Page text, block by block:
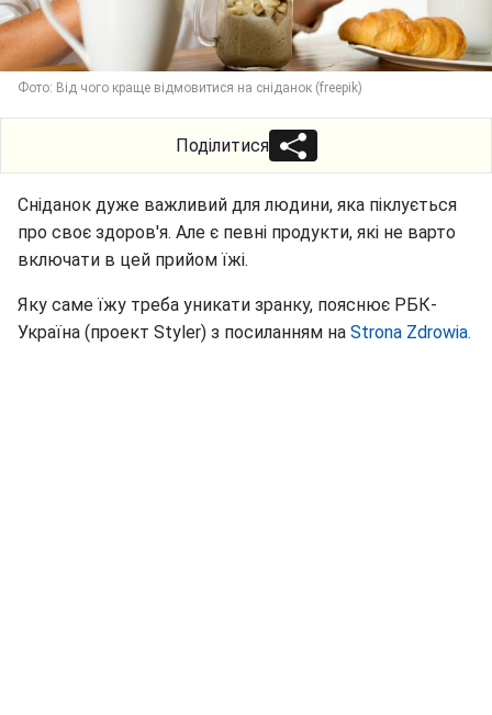
Фото: Від чого краще відмовитися на сніданок (freepik)
Поділитися
Сніданок дуже важливий для людини, яка піклується
про своє здоров'я. Але є певні продукти, які не варто
включати в цей прийом їжі.
Яку саме їжу треба уникати зранку, пояснює РБК-
Україна (проект Styler) з посиланням на Strona Zdrowia.